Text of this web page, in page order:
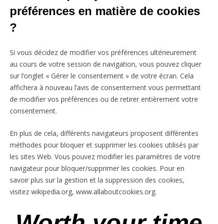
préférences en matière de cookies
?
Si vous décidez de modifier vos préférences ultérieurement
au cours de votre session de navigation, vous pouvez cliquer
sur l’onglet « Gérer le consentement » de votre écran. Cela
affichera à nouveau l’avis de consentement vous permettant
de modifier vos préférences ou de retirer entièrement votre
consentement.
En plus de cela, différents navigateurs proposent différentes
méthodes pour bloquer et supprimer les cookies utilisés par
les sites Web. Vous pouvez modifier les paramètres de votre
navigateur pour bloquer/supprimer les cookies. Pour en
savoir plus sur la gestion et la suppression des cookies,
visitez wikipedia.org, www.allaboutcookies.org.